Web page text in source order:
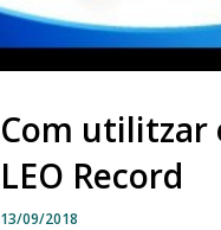
Com
LEO Record
13/09/2018